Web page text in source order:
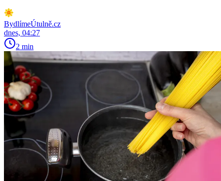
BydlímeÚtulně.cz
dnes, 04:27
2 min